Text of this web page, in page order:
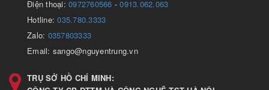
Điện thoại:0972760566 -0913.062.063
Hotline:035.780.3333
Zalo: 0357803333
Email: sango@nguyentrung.vn
TRỤ SỞ HỒ CHÍ MINH: